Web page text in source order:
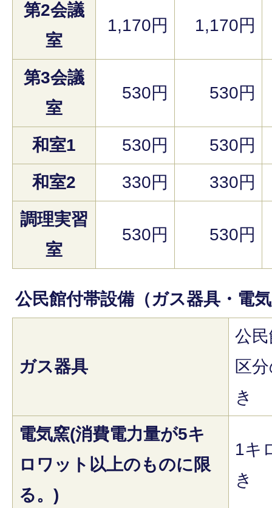
第2会議
室
1,170円 1,170円
第3会議
室
530円 530円
和室1 530円
530円
和室2
330円
330円
調理実習
室
530円 530円
公民館付帯設備（ガス器具・電
ガス器具
公
区
き
電気窯(消費電力量が5キ
ロワット以上のものに限
る。)
1キ
き